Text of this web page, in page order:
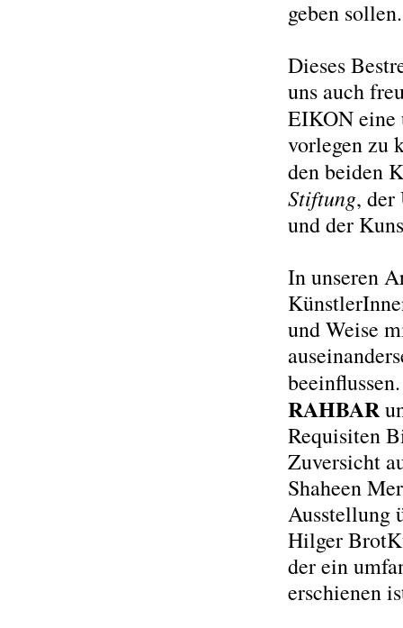
geben sollen.
Dieses
uns auch
EIKON eine
vorlegen zu
den beiden
Stiftung, der
und der
In unseren
und Weise
RAHBAR
Requisiten
Zuversicht
Shaheen
Ausstellung
Hilger
der ein
erschienen